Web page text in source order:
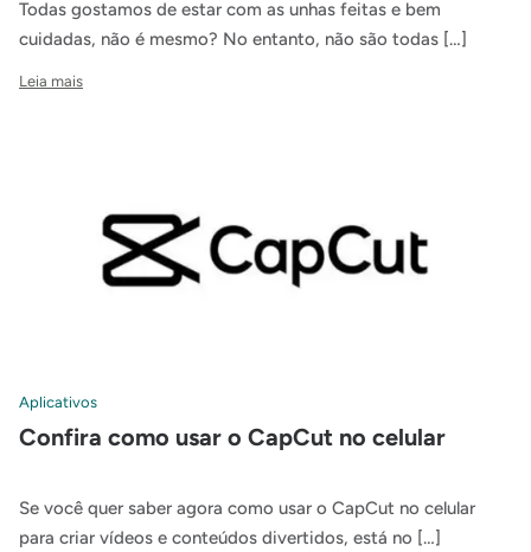
Todas gostamos de estar com as unhas feitas e bem
cuidadas, não é mesmo? No entanto, não são todas […]
Leia mais
Aplicativos
Confira como usar o CapCut no celular
Se você quer saber agora como usar o CapCut no celular
para criar vídeos e conteúdos divertidos, está no […]